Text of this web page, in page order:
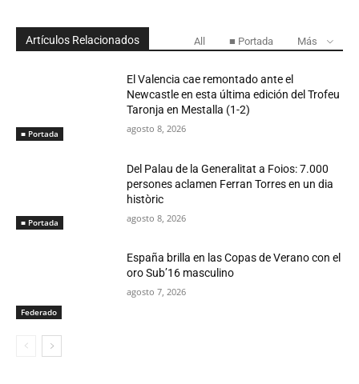
Artículos Relacionados All ■ Portada Más
■ Portada
El Valencia cae remontado ante el
Newcastle en esta última edición del Trofeu
Taronja en Mestalla (1-2)
agosto 8, 2026
■ Portada
Del Palau de la Generalitat a Foios: 7.000
persones aclamen Ferran Torres en un dia
històric
agosto 8, 2026
Federado
España brilla en las Copas de Verano con el
oro Sub’16 masculino
agosto 7, 2026